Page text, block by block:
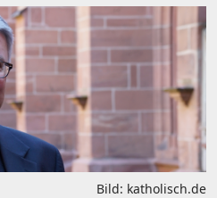
Bild: katholisch.de